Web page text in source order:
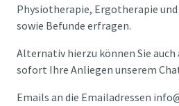
Physiotherapie, Ergotherapie
sowie Befunde erfragen.
Alternativ hierzu können Sie auch
sofort Ihre Anliegen unserem
Emails an die Emailadressen